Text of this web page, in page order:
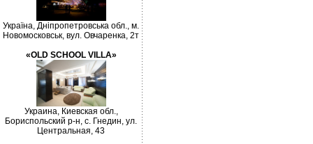
Україна, Дніпропетровська обл., м.
Новомосковськ, вул. Овчаренка, 2т
«OLD SCHOOL VILLA»
Украина, Киевская обл.,
Бориспольский р-н, с. Гнедин, ул.
Центральная, 43